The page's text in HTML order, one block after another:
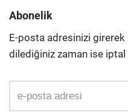
Abonelik
E-posta adresinizi
dilediğiniz zaman ise iptal